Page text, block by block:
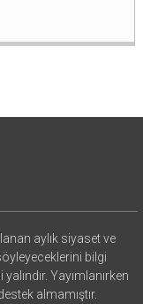
aylık siyaset ve
bilgi
Yayımlanırken
almamıştır.